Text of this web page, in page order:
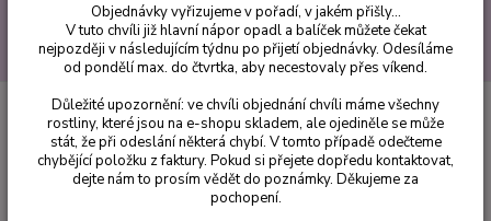
Hledat
Hemerocallis - Denivky
Hemerocallis - Denivky
Upřesnit parametry
Objednávky vyřizujeme v pořadí, v jakém přišly...
V tuto chvíli již hlavní nápor opadl a balíček můžete čekat
nejpozději v následujícím týdnu po přijetí objednávky. Odesíláme
od pondělí max. do čtvrtka, aby necestovaly přes víkend.
Důležité upozornění: ve chvíli objednání chvíli máme všechny
rostliny, které jsou na e-shopu skladem, ale ojediněle se může
stát, že při odeslání některá chybí. V tomto případě odečteme
chybějící položku z faktury. Pokud si přejete dopředu kontaktovat,
dejte nám to prosím vědět do poznámky. Děkujeme za
pochopení.